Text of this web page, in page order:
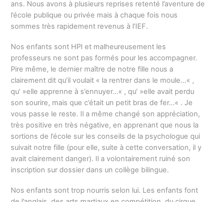
ans. Nous avons à plusieurs reprises retenté l’aventure de
l’école publique ou privée mais à chaque fois nous
sommes très rapidement revenus à l’IEF.
Nos enfants sont HPI et malheureusement les
professeurs ne sont pas formés pour les accompagner.
Pire même, le dernier maître de notre fille nous a
clairement dit qu’il voulait « la rentrer dans le moule…« ,
qu’ »elle apprenne à s’ennuyer…« , qu’ »elle avait perdu
son sourire, mais que c’était un petit bras de fer…« . Je
vous passe le reste. Il a même changé son appréciation,
très positive en très négative, en apprenant que nous la
sortions de l’école sur les conseils de la psychologue qui
suivait notre fille (pour elle, suite à cette conversation, il y
avait clairement danger). Il a volontairement ruiné son
inscription sur dossier dans un collège bilingue.
Nos enfants sont trop nourris selon lui. Les enfants font